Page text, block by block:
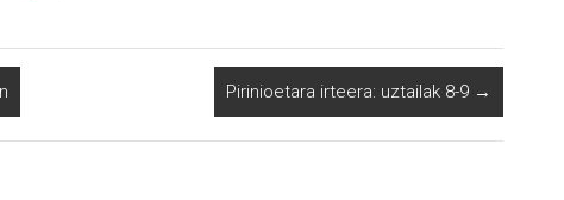
Pirinioetara irteera: uztailak 8-9 →